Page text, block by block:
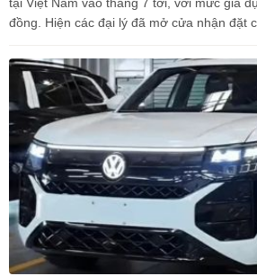
tại Việt Nam vào tháng 7 tới, với mức giá
đồng. Hiện các đại lý đã mở cửa nhận đặt